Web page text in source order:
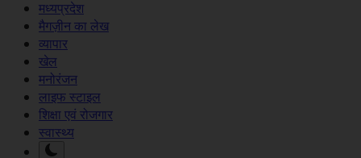
मध्यप्रदेश
मैगज़ीन का लेख
व्यापार
खेल
मनोरंजन
लाइफ स्टाइल
शिक्षा एवं रोजगार
स्वास्थ्य